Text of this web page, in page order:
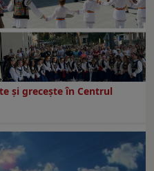
şi greceşte în Centrul